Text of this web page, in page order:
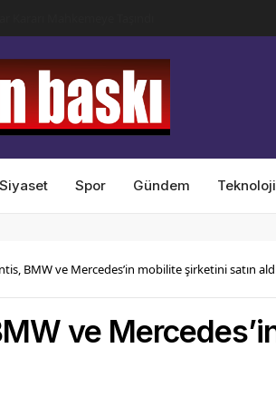
Siyaset Spor Gündem Teknoloji
BMW ve Mercedes’in mobilite şirketini satın
ve